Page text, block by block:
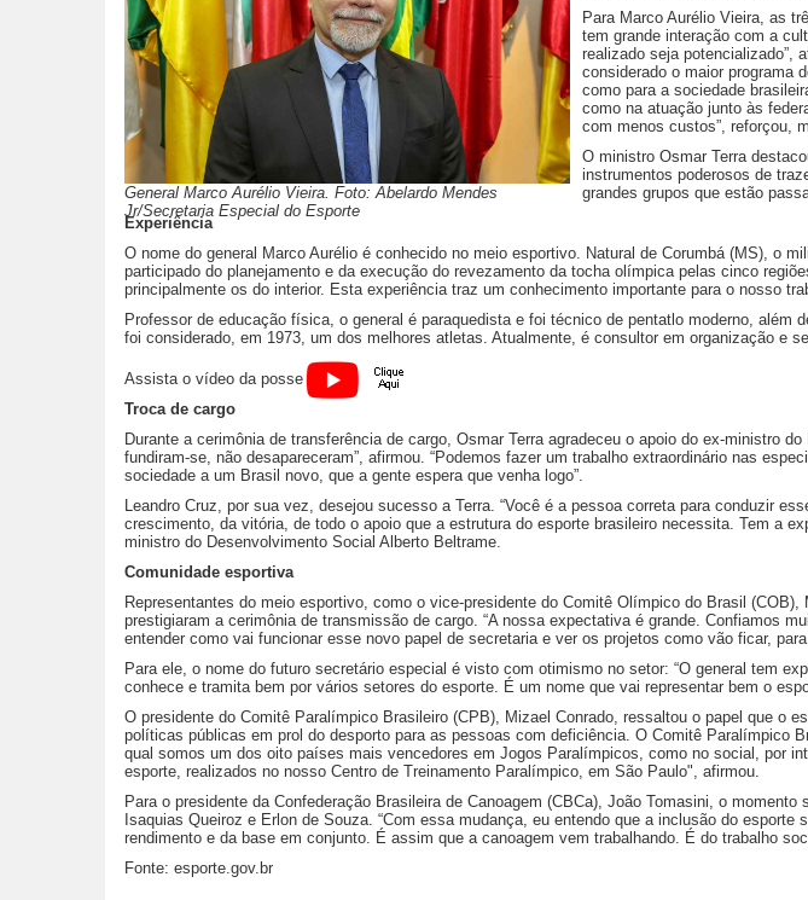
General Marco Aurélio Vieira. Foto: Abelardo Mendes
Jr/Secretaria Especial do Esporte
Para Marco Aurélio Vieira, as
tem grande interação com a
realizado seja potencializado”,
considerado o maior programa
como para a sociedade
como na atuação junto às
com menos custos”, reforçou,
O ministro Osmar Terra
instrumentos poderosos de
grandes grupos que estão
Experiência
O nome do general Marco Aurélio é conhecido no meio esportivo. Natural de Corumbá (MS), o
participado do planejamento e da execução do revezamento da tocha olímpica pelas cinco
principalmente os do interior. Esta experiência traz um conhecimento importante para o nosso
Professor de educação física, o general é paraquedista e foi técnico de pentatlo moderno,
foi considerado, em 1973, um dos melhores atletas. Atualmente, é consultor em organização e
Assista o vídeo da posse
Troca de cargo
Durante a cerimônia de transferência de cargo, Osmar Terra agradeceu o apoio do ex-ministro
fundiram-se, não desapareceram”, afirmou. “Podemos fazer um trabalho extraordinário nas
sociedade a um Brasil novo, que a gente espera que venha logo”.
Leandro Cruz, por sua vez, desejou sucesso a Terra. “Você é a pessoa correta para conduzir
crescimento, da vitória, de todo o apoio que a estrutura do esporte brasileiro necessita. Tem a
ministro do Desenvolvimento Social Alberto Beltrame.
Comunidade esportiva
Representantes do meio esportivo, como o vice-presidente do Comitê Olímpico do Brasil
prestigiaram a cerimônia de transmissão de cargo. “A nossa expectativa é grande. Confiamos
entender como vai funcionar esse novo papel de secretaria e ver os projetos como vão ficar,
Para ele, o nome do futuro secretário especial é visto com otimismo no setor: “O general tem
conhece e tramita bem por vários setores do esporte. É um nome que vai representar bem o
O presidente do Comitê Paralímpico Brasileiro (CPB), Mizael Conrado, ressaltou o papel que o
políticas públicas em prol do desporto para as pessoas com deficiência. O Comitê Paralímpico
qual somos um dos oito países mais vencedores em Jogos Paralímpicos, como no social, por
esporte, realizados no nosso Centro de Treinamento Paralímpico, em São Paulo", afirmou.
Para o presidente da Confederação Brasileira de Canoagem (CBCa), João Tomasini, o
Isaquias Queiroz e Erlon de Souza. “Com essa mudança, eu entendo que a inclusão do
rendimento e da base em conjunto. É assim que a canoagem vem trabalhando. É do trabalho
Fonte: esporte.gov.br